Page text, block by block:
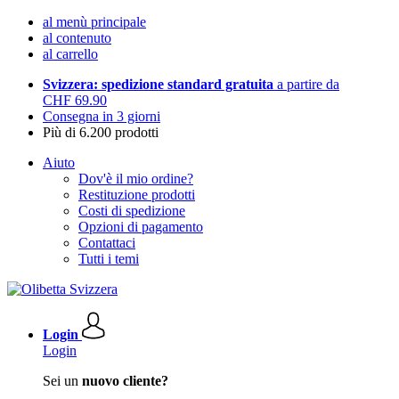
al menù principale
al contenuto
al carrello
Svizzera: spedizione standard gratuita a partire da
CHF 69.90
Consegna in 3 giorni
Più di 6.200 prodotti
Aiuto
Dov'è il mio ordine?
Restituzione prodotti
Costi di spedizione
Opzioni di pagamento
Contattaci
Tutti i temi
Login
Login
Sei un nuovo cliente?